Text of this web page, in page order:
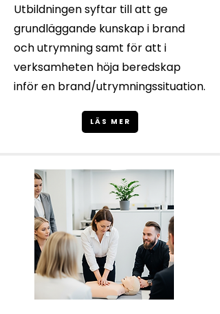
Utbildningen syftar till att ge
grundläggande kunskap i brand
och utrymning samt för att i
verksamheten höja beredskap
inför en brand/utrymningssituation.
LÄS MER